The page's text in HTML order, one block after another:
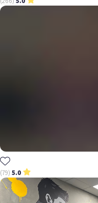
5.0
(79)